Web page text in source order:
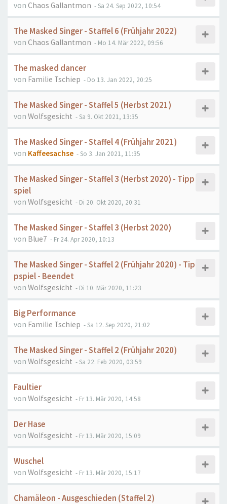
von Chaos Gallantmon - Sa 24. Sep 2022, 10:54
The Masked Singer - Staffel 6 (Frühjahr 2022)
von Chaos Gallantmon - Mo 14. Mär 2022, 09:56
The masked dancer
von Familie Tschiep - Do 13. Jan 2022, 20:25
The Masked Singer - Staffel 5 (Herbst 2021)
von Wolfsgesicht - Sa 9. Okt 2021, 13:35
The Masked Singer - Staffel 4 (Frühjahr 2021)
von Kaffeesachse - So 3. Jan 2021, 11:35
The Masked Singer - Staffel 3 (Herbst 2020) - Tipp
spiel
von Wolfsgesicht - Di 20. Okt 2020, 20:31
The Masked Singer - Staffel 3 (Herbst 2020)
von Blue7 - Fr 24. Apr 2020, 10:13
The Masked Singer - Staffel 2 (Frühjahr 2020) - Tip
pspiel - Beendet
von Wolfsgesicht - Di 10. Mär 2020, 11:23
Big Performance
von Familie Tschiep - Sa 12. Sep 2020, 21:02
The Masked Singer - Staffel 2 (Frühjahr 2020)
von Wolfsgesicht - Sa 22. Feb 2020, 03:59
Faultier
von Wolfsgesicht - Fr 13. Mär 2020, 14:58
Der Hase
von Wolfsgesicht - Fr 13. Mär 2020, 15:09
Wuschel
von Wolfsgesicht - Fr 13. Mär 2020, 15:17
Chamäleon - Ausgeschieden (Staffel 2)